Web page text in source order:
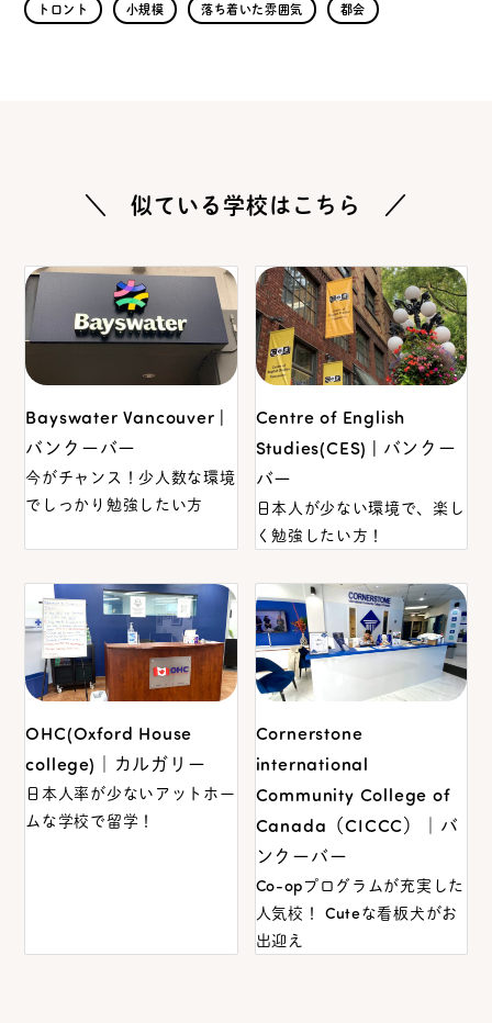
トロント 小規模 落ち着いた雰囲気 都会
＼ 似ている学校はこちら ／
Bayswater Vancouver |
バンクーバー
今がチャンス！少人数な環境
でしっかり勉強したい方
Centre of English
Studies(CES) | バンクー
バー
日本人が少ない環境で、楽し
く勉強したい方！
OHC(Oxford House
college)｜カルガリー
日本人率が少ないアットホー
ムな学校で留学！
Cornerstone
international
Community College of
Canada（CICCC）｜バ
ンクーバー
Co-opプログラムが充実した
人気校！ Cuteな看板犬がお
出迎え